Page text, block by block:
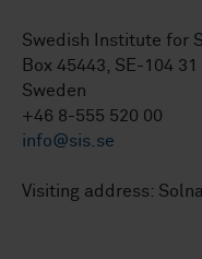
Swedish Institute for
Box 45443, SE-104
Sweden
+46 8-555 520 00
info@sis.se
Visiting address: